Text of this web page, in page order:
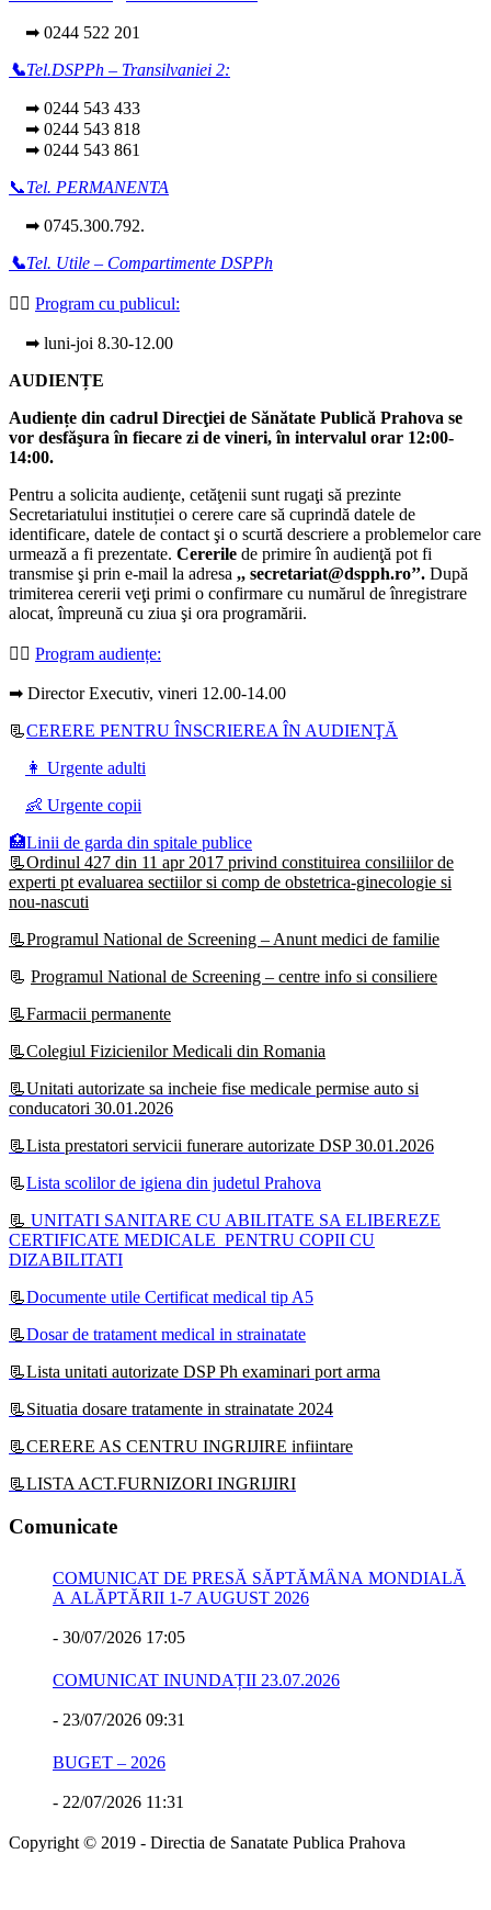
➡ 0244 522 201
📞Tel.DSPPh – Transilvaniei 2:
➡ 0244 543 433
➡ 0244 543 818
➡ 0244 543 861
📞Tel. PERMANENTA
➡ 0745.300.792.
📞Tel. Utile – Compartimente DSPPh
👩‍⚕️ Program cu publicul:
➡ luni-joi 8.30-12.00
AUDIENȚE
Audiențe din cadrul Direcţiei de Sănătate Publică Prahova se
vor desfăşura în fiecare zi de vineri, în intervalul orar 12:00-
14:00.
Pentru a solicita audienţe, cetăţenii sunt rugaţi să prezinte
Secretariatului instituției o cerere care să cuprindă datele de
identificare, datele de contact şi o scurtă descriere a problemelor care
urmează a fi prezentate. Cererile de primire în audienţă pot fi
transmise şi prin e-mail la adresa ,, secretariat@dspph.ro’’. După
trimiterea cererii veţi primi o confirmare cu numărul de înregistrare
alocat, împreună cu ziua şi ora programării.
👩‍⚕️ Program audiențe:
➡ Director Executiv, vineri 12.00-14.00
📃CERERE PENTRU ÎNSCRIEREA ÎN AUDIENŢĂ
👩 Urgente adulti
👶 Urgente copii
🏥Linii de garda din spitale publice
📃Ordinul 427 din 11 apr 2017 privind constituirea consiliilor de
experti pt evaluarea sectiilor si comp de obstetrica-ginecologie si
nou-nascuti
📃Programul National de Screening – Anunt medici de familie
📃 Programul National de Screening – centre info si consiliere
📃Farmacii permanente
📃Colegiul Fizicienilor Medicali din Romania
📃Unitati autorizate sa incheie fise medicale permise auto si
conducatori 30.01.2026
📃Lista prestatori servicii funerare autorizate DSP 30.01.2026
📃Lista scolilor de igiena din judetul Prahova
📃 UNITATI SANITARE CU ABILITATE SA ELIBEREZE
CERTIFICATE MEDICALE PENTRU COPII CU
DIZABILITATI
📃Documente utile Certificat medical tip A5
📃Dosar de tratament medical in strainatate
📃Lista unitati autorizate DSP Ph examinari port arma
📃Situatia dosare tratamente in strainatate 2024
📃CERERE AS CENTRU INGRIJIRE infiintare
📃LISTA ACT.FURNIZORI INGRIJIRI
Comunicate
COMUNICAT DE PRESĂ SĂPTĂMÂNA MONDIALĂ
A ALĂPTĂRII 1-7 AUGUST 2026
- 30/07/2026 17:05
COMUNICAT INUNDAȚII 23.07.2026
- 23/07/2026 09:31
BUGET – 2026
- 22/07/2026 11:31
Copyright © 2019 - Directia de Sanatate Publica Prahova